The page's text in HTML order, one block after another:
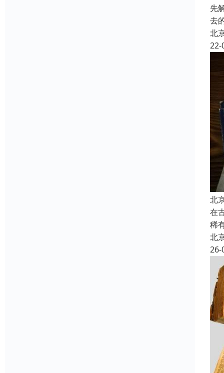
先
去
北
22-
北
在
稀
北
26-